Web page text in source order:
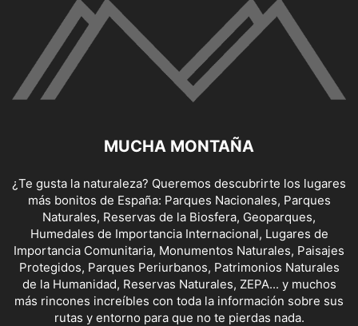
MUCHA MONTAÑA
¿Te gusta la naturaleza? Queremos descubrirte los lugares
más bonitos de España: Parques Nacionales, Parques
Naturales, Reservas de la Biosfera, Geoparques,
Humedales de Importancia Internacional, Lugares de
Importancia Comunitaria, Monumentos Naturales, Paisajes
Protegidos, Parques Periurbanos, Patrimonios Naturales
de la Humanidad, Reservas Naturales, ZEPA... y muchos
más rincones increíbles con toda la información sobre sus
rutas y entorno para que no te pierdas nada.